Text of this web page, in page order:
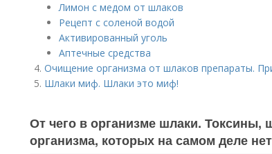
Лимон с медом от шлаков
Рецепт с соленой водой
Активированный уголь
Аптечные средства
Очищение организма от шлаков препараты.
Шлаки миф. Шлаки это миф!
От чего в организме шлаки. Токсины,
организма, которых на самом деле нет